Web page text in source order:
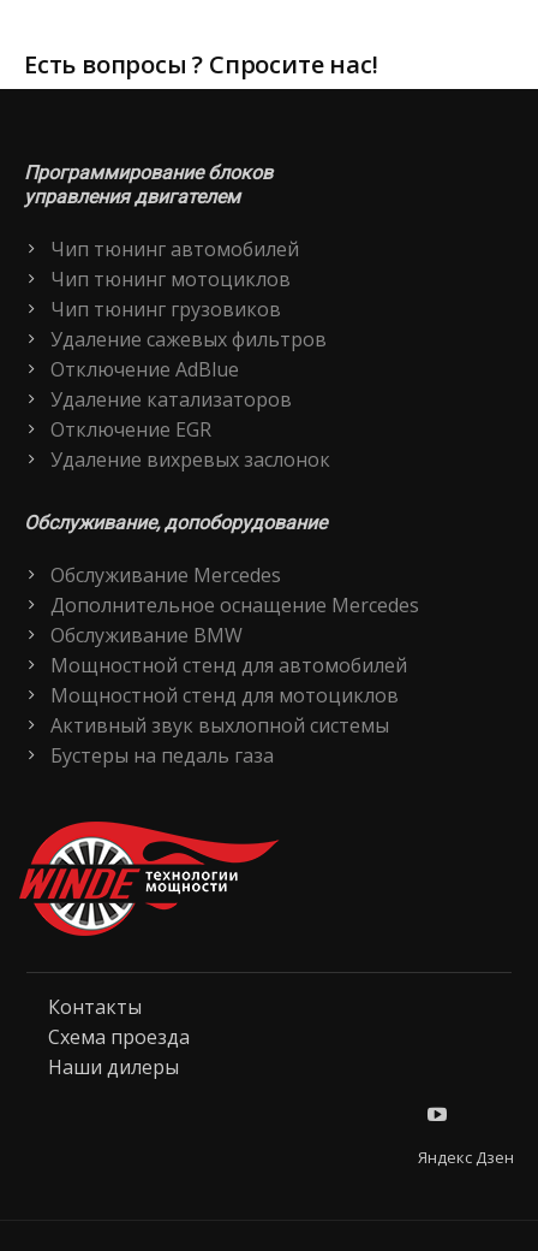
Есть вопросы ? Спросите нас!
Программирование блоков
управления двигателем
Чип тюнинг автомобилей
Чип тюнинг мотоциклов
Чип тюнинг грузовиков
Удаление сажевых фильтров
Отключение AdBlue
Удаление катализаторов
Отключение EGR
Удаление вихревых заслонок
Обслуживание, допоборудование
Обслуживание Mercedes
Дополнительное оснащение Mercedes
Обслуживание BMW
Мощностной стенд для автомобилей
Мощностной стенд для мотоциклов
Активный звук выхлопной системы
Бустеры на педаль газа
Контакты
Схема проезда
Наши дилеры
Яндекс Дзен